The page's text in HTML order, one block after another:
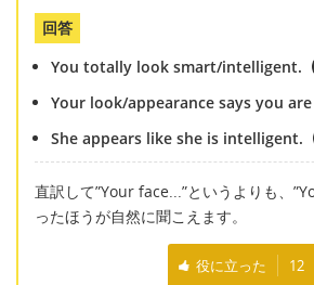
回答
You totally look smart/intelligent.
Your look/appearance says you
She appears like she is intelligent.
直訳して”Your face...”というよりも、
ったほうが自然に聞こえます。
役に立った 12